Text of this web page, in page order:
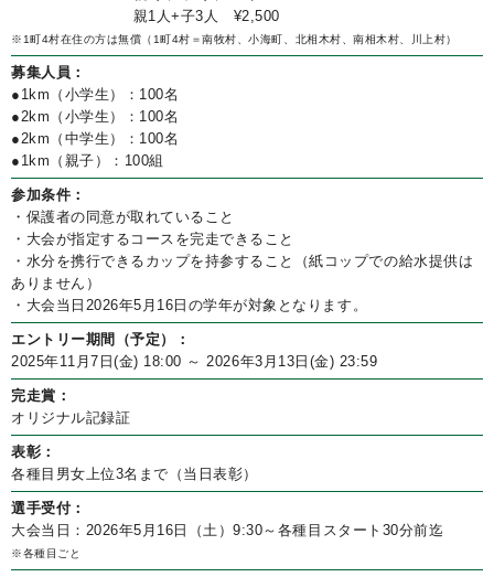
親1人+子3人 ¥2,500
※1町4村在住の方は無償（1町4村＝南牧村、小海町、北相木村、南相木村、川上村）
募集人員：
●1km（小学生）：100名
●2km（小学生）：100名
●2km（中学生）：100名
●1km（親子）：100組
参加条件：
・保護者の同意が取れていること
・大会が指定するコースを完走できること
・水分を携行できるカップを持参すること（紙コップでの給水提供は
ありません）
・大会当日2026年5月16日の学年が対象となります。
エントリー期間（予定）：
2025年11月7日(金) 18:00 ～ 2026年3月13日(金) 23:59
完走賞：
オリジナル記録証
表彰：
各種目男女上位3名まで（当日表彰）
選手受付：
大会当日：2026年5月16日（土）9:30～各種目スタート30分前迄
※各種目ごと